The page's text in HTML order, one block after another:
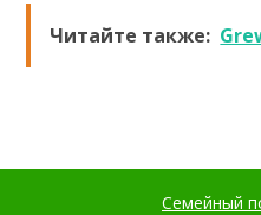
Читайте также:
Семейный